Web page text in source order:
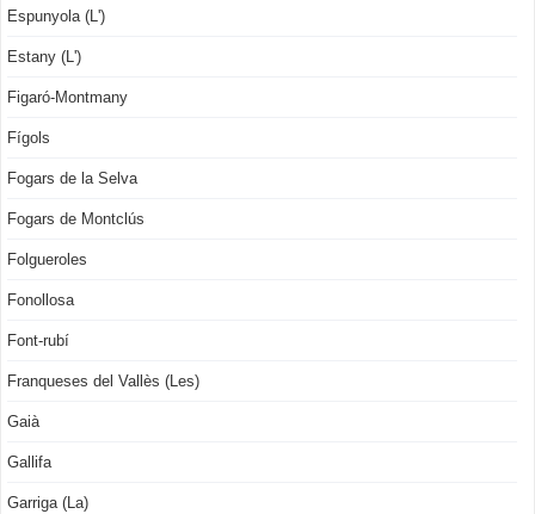
Espunyola (L')
Estany (L')
Figaró-Montmany
Fígols
Fogars de la Selva
Fogars de Montclús
Folgueroles
Fonollosa
Font-rubí
Franqueses del Vallès (Les)
Gaià
Gallifa
Garriga (La)